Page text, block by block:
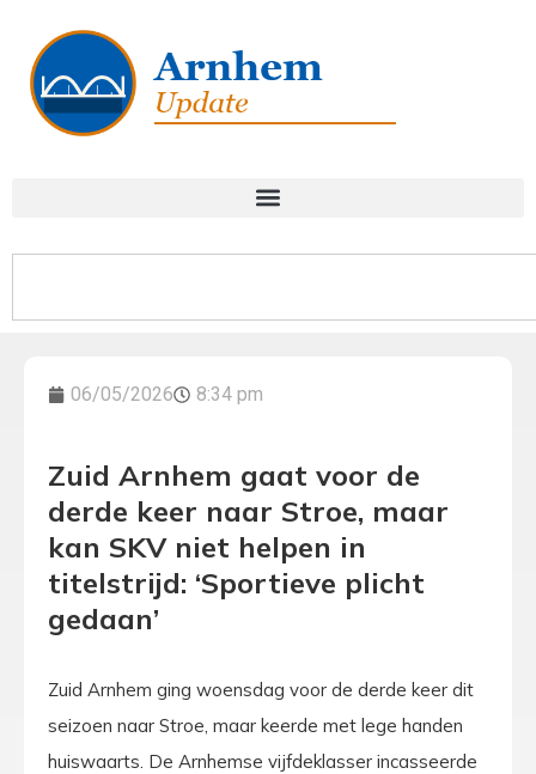
06/05/2026 8:34 pm
Zuid Arnhem gaat voor de
derde keer naar Stroe, maar
kan SKV niet helpen in
titelstrijd: ‘Sportieve plicht
gedaan’
Zuid Arnhem ging woensdag voor de derde keer dit
seizoen naar Stroe, maar keerde met lege handen
huiswaarts. De Arnhemse vijfdeklasser incasseerde